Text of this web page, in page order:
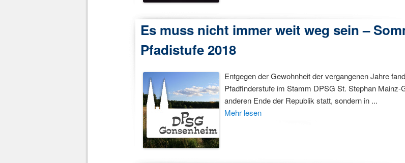
Es muss nicht immer weit weg sein –
Pfadistufe 2018
Entgegen der Gewohnheit der vergangenen Jahre
Pfadfinderstufe im Stamm DPSG St. Stephan
anderen Ende der Republik statt, sondern in ...
Mehr lesen